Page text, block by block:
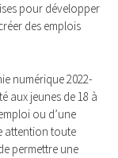
pour développer
des emplois
numérique 2022-
aux jeunes de 18 à
ou d’une
attention toute
permettre une